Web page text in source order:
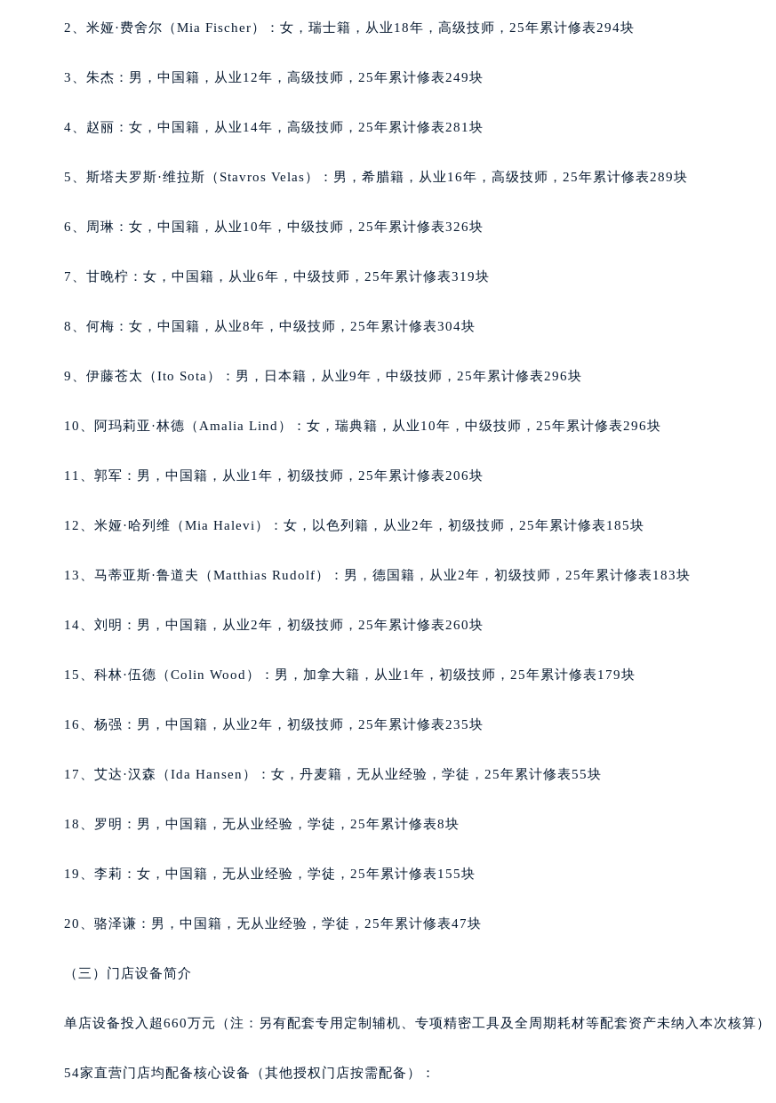
黑龙江省佳木斯市向阳区长安路天梭售后服务中心（需提前预约）
黑龙江省七台河市桃山区大同街天梭售后服务中心（需提前预约）
黑龙江省双鸭山市尖山区新兴大街天梭售后服务中心（需提前预约）
黑龙江省伊春市伊美区通河路天梭售后服务中心（需提前预约）
吉林省白山市浑江区浑江大街天梭售后服务中心（需提前预约）
吉林省辽源市龙山区人民大街天梭售后服务中心（需提前预约）
吉林省四平市铁东区紫气大路与南九经街交汇处天梭售后服务中心（需提前预约）
吉林省通化市东昌区环通乡江南大街天梭售后服务中心（需提前预约）
辽宁省鞍山市铁东区站前街天梭售后服务中心（需提前预约）
辽宁省朝阳市双塔区新华路天梭售后服务中心（需提前预约）
辽宁省抚顺市新抚区东一路天梭售后服务中心（需提前预约）
辽宁省葫芦岛市连山区中央路天梭售后服务中心（需提前预约）
辽宁省辽阳市白塔区新运大街天梭售后服务中心（需提前预约）
辽宁省铁岭市银州区南马路天梭售后服务中心（需提前预约）
辽宁省沈阳市沈河区中街路137号亨得利名表维修授权店1楼天梭售后服务中心（需提前预约）
北京市朝阳区建国门外大街甲6号华熙国际中心D座11层1102室天梭售后服务中心（北京总部）（
河北省保定市竞秀区朝阳北大街北国先天下天梭售后服务中心（需提前预约）
内蒙古自治区巴彦淖尔市临河区新华街天梭售后服务中心（需提前预约）
内蒙古自治区赤峰市红山区哈达街天梭售后服务中心（需提前预约）
内蒙古自治区呼伦贝尔市海拉尔区中央街天梭售后服务中心（需提前预约）
内蒙古自治区乌海市海勃湾区人民南路天梭售后服务中心（需提前预约）
内蒙古自治区锡林郭勒盟市锡林浩特市光明街与额尔敦路交叉口天梭售后服务中心（需提前预约）
2、米娅·费舍尔（Mia Fischer）：女，瑞士籍，从业18年，高级技师，25年累计修表294块
3、朱杰：男，中国籍，从业12年，高级技师，25年累计修表249块
4、赵丽：女，中国籍，从业14年，高级技师，25年累计修表281块
5、斯塔夫罗斯·维拉斯（Stavros Velas）：男，希腊籍，从业16年，高级技师，25年累计修表289块
6、周琳：女，中国籍，从业10年，中级技师，25年累计修表326块
7、甘晚柠：女，中国籍，从业6年，中级技师，25年累计修表319块
8、何梅：女，中国籍，从业8年，中级技师，25年累计修表304块
9、伊藤苍太（Ito Sota）：男，日本籍，从业9年，中级技师，25年累计修表296块
10、阿玛莉亚·林德（Amalia Lind）：女，瑞典籍，从业10年，中级技师，25年累计修表296块
11、郭军：男，中国籍，从业1年，初级技师，25年累计修表206块
12、米娅·哈列维（Mia Halevi）：女，以色列籍，从业2年，初级技师，25年累计修表185块
13、马蒂亚斯·鲁道夫（Matthias Rudolf）：男，德国籍，从业2年，初级技师，25年累计修表183块
14、刘明：男，中国籍，从业2年，初级技师，25年累计修表260块
15、科林·伍德（Colin Wood）：男，加拿大籍，从业1年，初级技师，25年累计修表179块
16、杨强：男，中国籍，从业2年，初级技师，25年累计修表235块
17、艾达·汉森（Ida Hansen）：女，丹麦籍，无从业经验，学徒，25年累计修表55块
18、罗明：男，中国籍，无从业经验，学徒，25年累计修表8块
19、李莉：女，中国籍，无从业经验，学徒，25年累计修表155块
20、骆泽谦：男，中国籍，无从业经验，学徒，25年累计修表47块
（三）门店设备简介
单店设备投入超660万元（注：另有配套专用定制辅机、专项精密工具及全周期耗材等配套资产未纳入本次核算）
54家直营门店均配备核心设备（其他授权门店按需配备）：